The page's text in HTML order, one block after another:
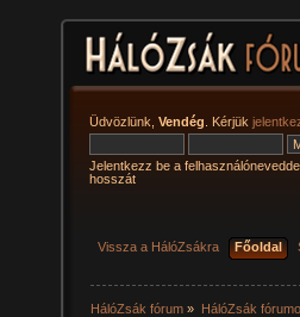
Üdvözlünk, Vendég . Kérjük
Jelentkezz be a
hosszát
Vissza a HálóZsákra Főoldal
HálóZsák fórum » HálóZsák